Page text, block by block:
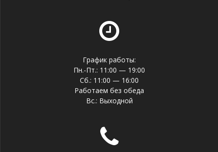
График работы:
Пн.-Пт.: 11:00 — 19:00
Сб.: 11:00 — 16:00
Работаем без обеда
Вс.: Выходной